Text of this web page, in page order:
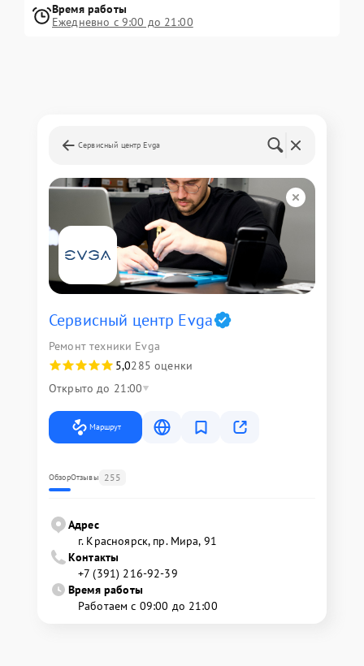
Время работы
Ежедневно с 9:00 до 21:00
Сервисный центр Evga
Сервисный центр Evga
Ремонт техники Evga
5,0285 оценки
Открыто до 21:00
Маршрут
ОбзорОтзывы 255
Адрес
г. Красноярск, ​пр. Мира, 91
Контакты
+7 (391) 216-92-39
Время работы
Работаем с 09:00 до 21:00